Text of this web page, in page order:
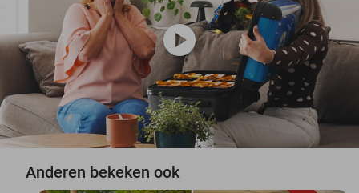
play_circle
Anderen bekeken ook